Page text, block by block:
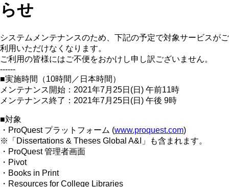
らせ
システムメンテナンスのため、下記の予定で対象サービスがご
利用いただけなくなります。
ご利用の皆様にはご不便をおかけし申し訳ございません。
------
■実施時間（10時間／日本時間）
メンテナンス開始：2021年7月25日(日) 午前11時
メンテナンス終了：2021年7月25日(日) 午後 9時
■対象
・ProQuest プラットフォーム (www.proquest.com)
※「Dissertations & Theses Global A&I」も含まれます。
・ProQuest 管理者画面
・Pivot
・Books in Print
・Resources for College Libraries